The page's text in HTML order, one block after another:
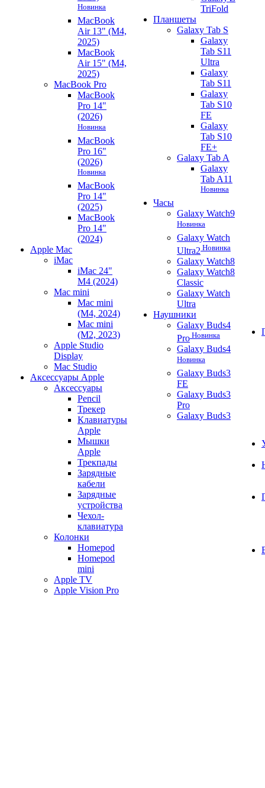
Новинка
MacBook
Air 13" (M4,
2025)
MacBook
Air 15" (M4,
2025)
MacBook Pro
MacBook
Pro 14"
(2026)
Новинка
MacBook
Pro 16"
(2026)
Новинка
MacBook
Pro 14"
(2025)
MacBook
Pro 14"
(2024)
Apple Mac
iMac
iMac 24"
M4 (2024)
Mac mini
Mac mini
(M4, 2024)
Mac mini
(M2, 2023)
Apple Studio
Display
Mac Studio
Аксессуары Apple
Аксессуары
Pencil
Трекер
Клавиатуры
Apple
Мышки
Apple
Трекпады
Зарядные
кабели
Зарядные
устройства
Чехол-
клавиатура
Колонки
Homepod
Homepod
mini
Apple TV
Apple Vision Pro
TriFold
Планшеты
Galaxy Tab S
Galaxy
Tab S11
Ultra
Galaxy
Tab S11
Galaxy
Tab S10
FE
Galaxy
Tab S10
FE+
Galaxy Tab A
Galaxy
Tab A11
Новинка
Часы
Galaxy Watch9
Новинка
Galaxy Watch
Ultra2 Новинка
Galaxy Watch8
Galaxy Watch8
Classic
Galaxy Watch
Ultra
Наушники
Galaxy Buds4
Pro Новинка
Galaxy Buds4
Новинка
Galaxy Buds3
FE
Galaxy Buds3
Pro
Galaxy Buds3